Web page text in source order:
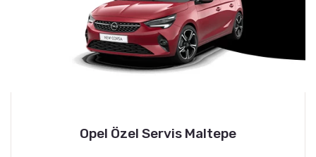
Opel Özel Servis Maltepe